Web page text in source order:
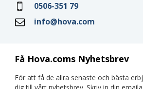
Få Hova.coms Nyhetsbrev
För att få de allra senaste och bästa
0506-351 79
info@hova.com